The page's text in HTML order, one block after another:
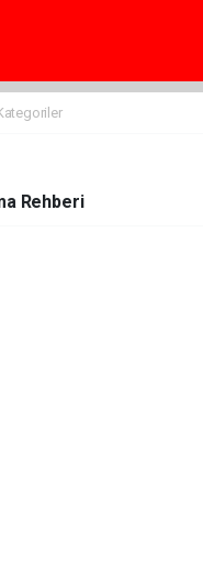
Rehberi